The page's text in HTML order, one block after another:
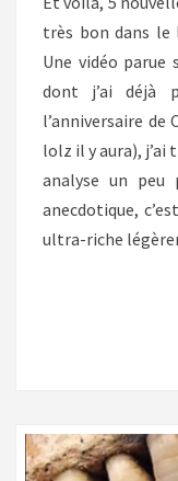
très bon dans le
Une vidéo parue
dont j’ai déjà
l’anniversaire
lolz il y aura), j’ai
analyse un peu
anecdotique,
ultra-riche